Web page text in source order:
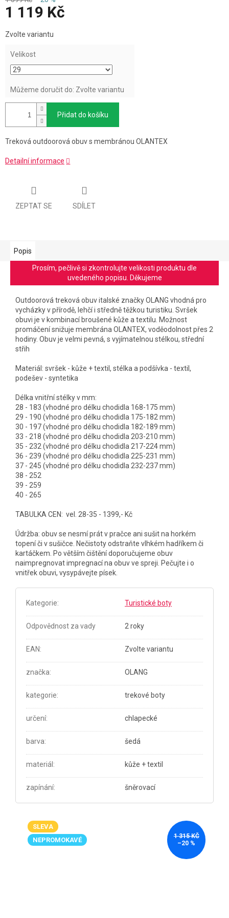
1 119 Kč
cena:
Zvolte variantu
Velikost
Můžeme doručit do: Zvolte variantu
Přidat do košíku
Treková outdoorová obuv s membránou OLANTEX
Detailní informace
ZEPTAT SE SDÍLET
Popis
Prosím, pečlivě si zkontrolujte velikosti produktu dle
uvedeného popisu. Děkujeme
Outdoorová treková obuv italské značky OLANG vhodná pro
vycházky v přírodě, lehčí i středně těžkou turistiku. Svršek
obuvi je v kombinací broušené kůže a textilu. Možnost
promáčení snižuje membrána OLANTEX, voděodolnost přes 2
hodiny. Obuv je velmi pevná, s vyjímatelnou stélkou, střední
střih
Materiál: svršek - kůže + textil, stélka a podšívka - textil,
podešev - syntetika
Délka vnitřní stélky v mm:
28 - 183 (vhodné pro délku chodidla 168-175 mm)
29 - 190 (vhodné pro délku chodidla 175-182 mm)
30 - 197 (vhodné pro délku chodidla 182-189 mm)
33 - 218 (vhodné pro délku chodidla 203-210 mm)
35 - 232 (vhodné pro délku chodidla 217-224 mm)
36 - 239 (vhodné pro délku chodidla 225-231 mm)
37 - 245 (vhodné pro délku chodidla 232-237 mm)
38 - 252
39 - 259
40 - 265
TABULKA CEN: vel. 28-35 - 1399,- Kč
Údržba: obuv se nesmí prát v pračce ani sušit na horkém
topení či v sušičce. Nečistoty odstraňte vlhkém hadříkem či
kartáčkem. Po větším čištění doporučujeme obuv
naimpregnovat impregnací na obuv ve spreji. Pečujte i o
vnitřek obuvi, vysypávejte písek.
Kategorie: Turistické boty
Odpovědnost za vady 2 roky
EAN: Zvolte variantu
značka: OLANG
kategorie: trekové boty
určení: chlapecké
barva: šedá
materiál : kůže + textil
zapínání: šněrovací
SLEVA
NEPROMOKAVÉ
1 315 KČ
–20 %